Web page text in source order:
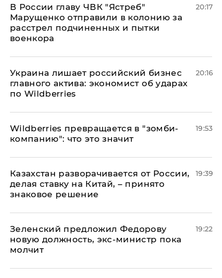
В России главу ЧВК "Ястреб"
Марущенко отправили в колонию за
расстрел подчиненных и пытки
военкора
20:17
​Украина лишает российский бизнес
главного актива: экономист об ударах
по Wildberries
20:16
Wildberries превращается в "зомби-
компанию": что это значит
19:53
Казахстан разворачивается от России,
делая ставку на Китай, – принято
знаковое решение
19:39
Зеленский предложил Федорову
новую должность, экс-министр пока
молчит
19:22